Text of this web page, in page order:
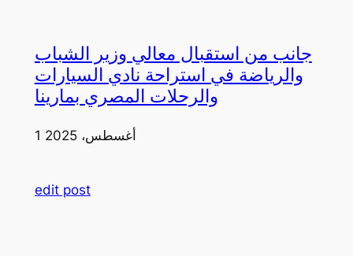
جانب من استقبال معالي وزير الشباب
والرياضة في استراحة نادي السيارات
والرحلات المصري بمارينا
1 أغسطس، 2025
edit post